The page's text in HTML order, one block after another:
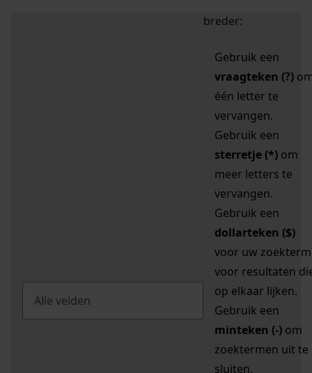
breder:
Gebruik een
vraagteken (?)
één letter te
vervangen.
Gebruik een
sterretje (*) om
meer letters te
vervangen.
Gebruik een
dollarteken ($)
voor uw zoekterm
voor resultaten
op elkaar lijken.
Gebruik een
minteken (-) om
zoektermen uit te
sluiten.